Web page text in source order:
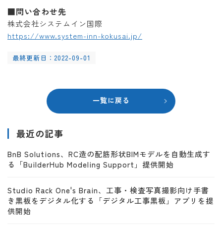
■問い合わせ先
株式会社システムイン国際
https://www.system-inn-kokusai.jp/
最終更新日：2022-09-01
一覧に戻る
最近の記事
BnB Solutions、RC造の配筋形状BIMモデルを自動生成す
る「BuilderHub Modeling Support」提供開始
Studio Rack One's Brain、工事・検査写真撮影向け手書
き黒板をデジタル化する「デジタル工事黒板」アプリを提
供開始